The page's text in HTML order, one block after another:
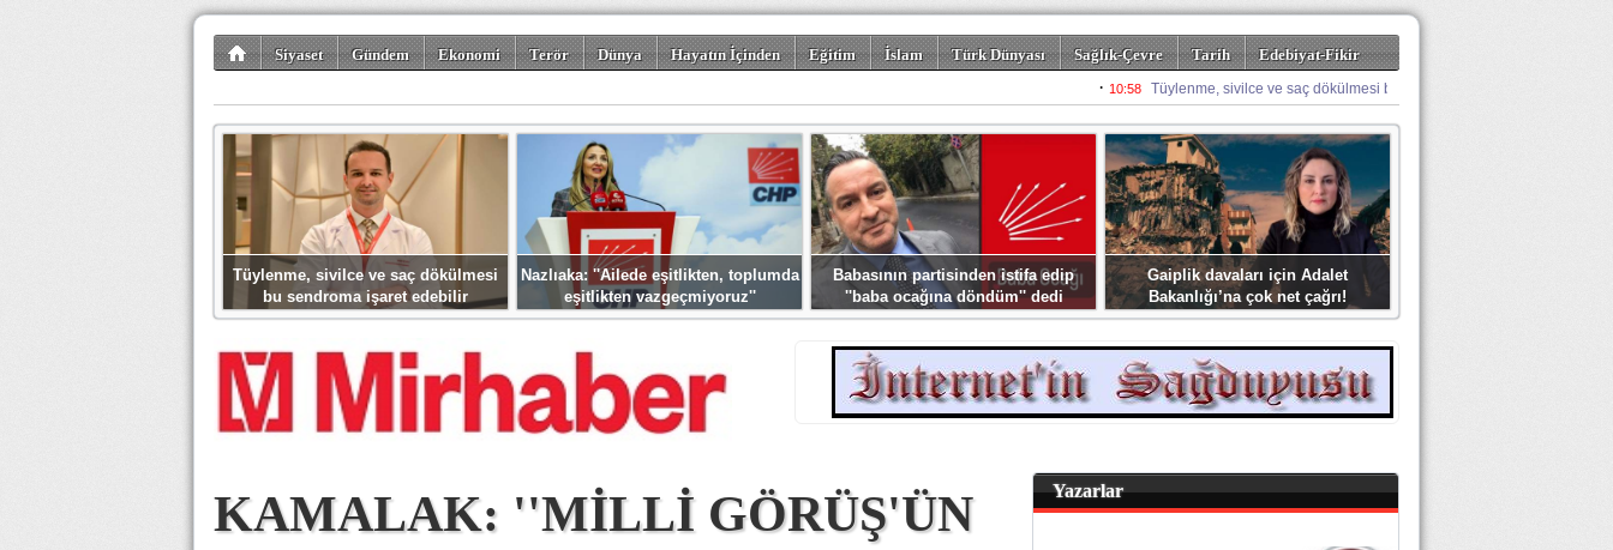
Siyaset Gündem Ekonomi Terör Dünya Hayatın İçinden Eğitim İslam Türk Dünyası Sağlık-Çevre Tarih
Edebiyat-Fikir
Tüylenme, sivilce ve saç dökülmesi
bu sendroma işaret edebilir
Nazlıaka: ''Ailede eşitlikten, toplumda
eşitlikten vazgeçmiyoruz''
Babasının partisinden istifa edip
''baba ocağına döndüm'' dedi
Gaiplik davaları için Adalet
Bakanlığı’na çok net çağrı!
KAMALAK: ''MİLLİ GÖRÜŞ'ÜN
Yazarlar